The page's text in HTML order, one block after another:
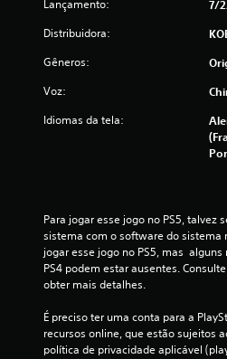
Lançamento: 7/
Distribuidora:
Gêneros:
Voz:
Idiomas da tela:
Para jogar esse jogo no PS5, talvez
sistema com o software do sistema
jogar esse jogo no PS5, mas
PS4 podem estar ausentes.
obter mais detalhes.
É preciso ter uma conta para a
recursos online, que estão sujeitos
política de privacidade aplicável